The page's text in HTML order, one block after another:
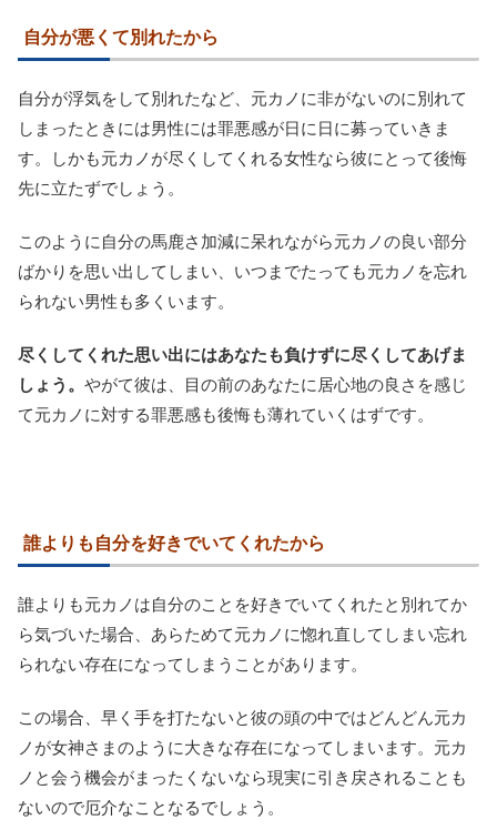
自分が悪くて別れたから
自分が浮気をして別れたなど、元カノに非がないのに別れて
しまったときには男性には罪悪感が日に日に募っていきま
す。しかも元カノが尽くしてくれる女性なら彼にとって後悔
先に立たずでしょう。
このように自分の馬鹿さ加減に呆れながら元カノの良い部分
ばかりを思い出してしまい、いつまでたっても元カノを忘れ
られない男性も多くいます。
尽くしてくれた思い出にはあなたも負けずに尽くしてあげま
しょう。 やがて彼は、目の前のあなたに居心地の良さを感じ
て元カノに対する罪悪感も後悔も薄れていくはずです。
誰よりも自分を好きでいてくれたから
誰よりも元カノは自分のことを好きでいてくれたと別れてか
ら気づいた場合、あらためて元カノに惚れ直してしまい忘れ
られない存在になってしまうことがあります。
この場合、早く手を打たないと彼の頭の中ではどんどん元カ
ノが女神さまのように大きな存在になってしまいます。元カ
ノと会う機会がまったくないなら現実に引き戻されることも
ないので厄介なことなるでしょう。